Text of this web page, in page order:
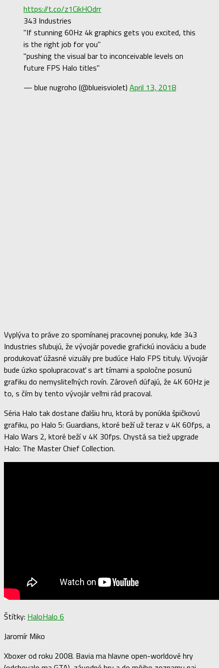
https://t.co/z1CikHOdrr
343 Industries
"If stunning 60Hz 4k graphics gets you excited, this
is the right job for you"
"pushing the visual bar to inconceivable levels on
future FPS Halo titles"
— blue nugroho (@blueisviolet) April 13, 2018
Vyplýva to práve zo spomínanej pracovnej ponuky, kde 343
Industries sľubujú, že vývojár povedie grafickú inováciu a bude
produkovať úžasné vizuály pre budúce Halo FPS tituly. Vývojár
bude úzko spolupracovať s art tímami a spoločne posunú
grafiku do nemysliteľných rovín. Zároveň dúfajú, že 4K 60Hz je
to, s čím by tento vývojár veľmi rád pracoval.
Séria Halo tak dostane ďalšiu hru, ktorá by ponúkla špičkovú
grafiku, po Halo 5: Guardians, ktoré beží už teraz v 4K 60fps, a
Halo Wars 2, ktoré beží v 4K 30fps. Chystá sa tiež upgrade
Halo: The Master Chief Collection.
Štítky: HaloHalo 6
Jaromír Miko
Xboxer od roku 2008. Bavia ma hlavne open-worldové hry